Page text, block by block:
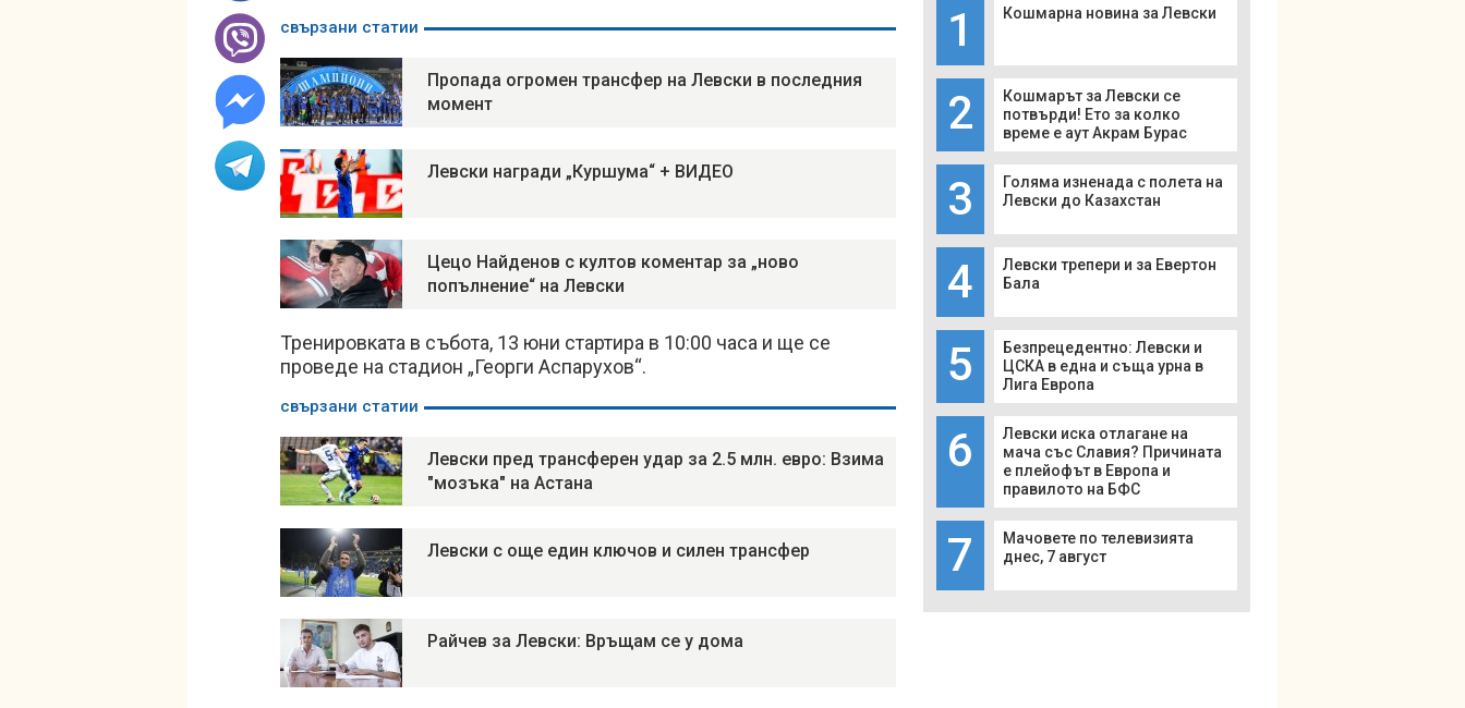
свързани статии
Пропада огромен трансфер на Левски в последния
момент
Левски награди „Куршума“ + ВИДЕО
Цецо Найденов с култов коментар за „ново
попълнение“ на Левски
Тренировката в събота, 13 юни стартира в 10:00 часа и ще се
проведе на стадион „Георги Аспарухов“.
свързани статии
Левски пред трансферен удар за 2.5 млн. евро: Взима
"мозъка" на Астана
Левски с още един ключов и силен трансфер
Райчев за Левски: Връщам се у дома
1 Кошмарна новина за Левски
2
Кошмарът за Левски се
потвърди! Ето за колко
време е аут Акрам Бурас
3
Голяма изненада с полета на
Левски до Казахстан
4
Левски трепери и за Евертон
Бала
5
Безпрецедентно: Левски и
ЦСКА в една и съща урна в
Лига Европа
6
Левски иска отлагане на
мача със Славия? Причината
е плейофът в Европа и
правилото на БФС
7
Мачовете по телевизията
днес, 7 август